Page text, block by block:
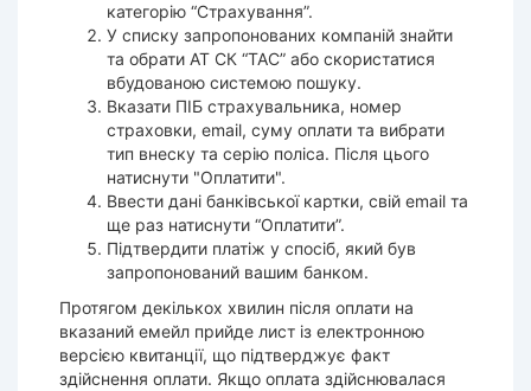
категорію “Страхування”.
У списку запропонованих компаній знайти
та обрати АТ СК “ТАС” або скористатися
вбудованою системою пошуку.
Вказати ПІБ страхувальника, номер
страховки, email, суму оплати та вибрати
тип внеску та серію поліса. Після цього
натиснути "Оплатити".
Ввести дані банківської картки, свій email та
ще раз натиснути “Оплатити”.
Підтвердити платіж у спосіб, який був
запропонований вашим банком.
Протягом декількох хвилин після оплати на
вказаний емейл прийде лист із електронною
версією квитанції, що підтверджує факт
здійснення оплати. Якщо оплата здійснювалася